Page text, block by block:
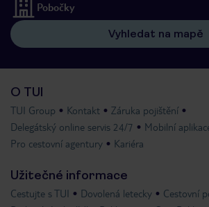
Pobočky
Vyhledat na mapě
O TUI
TUI Group Kontakt
Záruka pojištění
Delegátský online servis 24/7
Mobilní
Pro cestovní agentury
Kariéra
Užitečné informace
Cestujte s TUI Dovolená letecky
Cestovní